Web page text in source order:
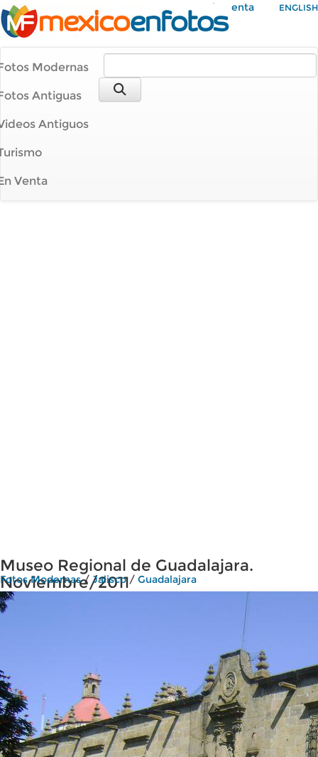
Mi Cuenta ENGLISH
Modernas
Antiguas
Antiguos
Venta
Museo Regional de Guadalajara.
Noviembre/2011
Fotos Modernas/ Jalisco/ Guadalajara